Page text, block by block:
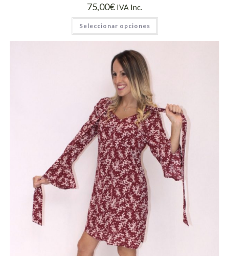
75,00€ IVA Inc.
Seleccionar opciones